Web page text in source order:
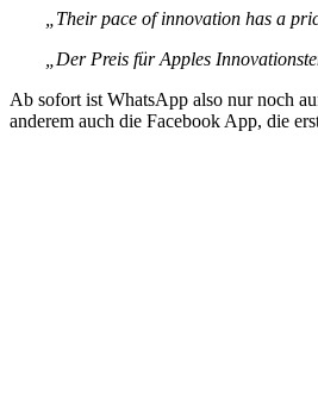
„Their pace of innovation has a
„Der Preis für Apples
Ab sofort ist WhatsApp also nur noch
anderem auch die Facebook App, die